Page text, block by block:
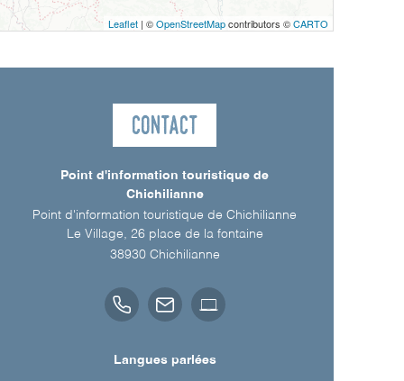
Leaflet | ©OpenStreetMapcontributors ©CARTO
Contact
Point d'information touristique de
Chichilianne
Point d'information touristique de Chichilianne
Le Village, 26 place de la fontaine
38930 Chichilianne
Langues parlées